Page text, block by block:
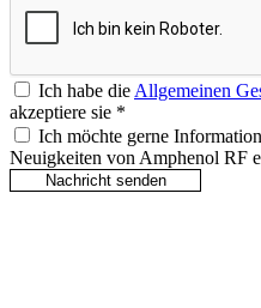
Ich habe dieAllgemeinen
akzeptiere sie *
Ich möchte gerne
Neuigkeiten von Amphenol RF